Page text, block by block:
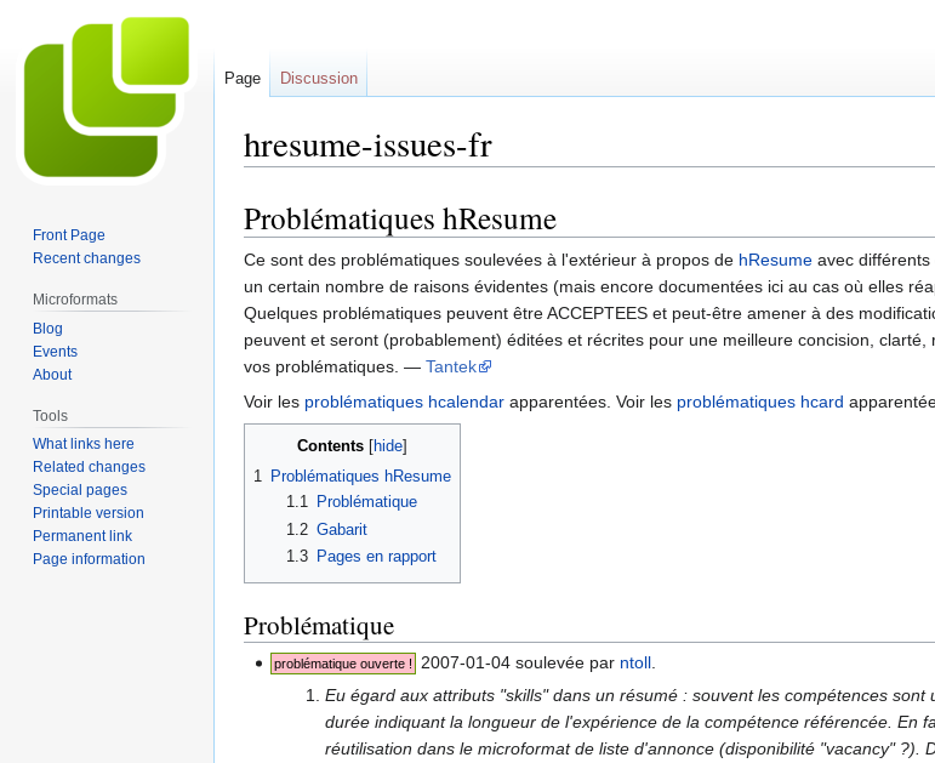
hresume-issues-fr
Jump
to
navigation
Jump
to
search
Problématiques hResume
Ce sont des problématiques soulevées à l'extérieur à propos de hResume avec
un certain nombre de raisons évidentes (mais encore documentées ici au cas où elles
Quelques problématiques peuvent être ACCEPTEES et peut-être amener à des
peuvent et seront (probablement) éditées et récrites pour une meilleure concision,
vos problématiques. — Tantek
Voir les problématiques hcalendar apparentées. Voir les problématiques hcard
Contents
1 Problématiques hResume
1.1
Problématique
1.2 Gabarit
1.3
Pages en rapport
Problématique
problématique ouverte ! 2007-01-04 soulevée par ntoll.
Eu égard aux attributs "skills" dans un résumé : souvent les compétences
durée indiquant la longueur de l'expérience de la compétence référencée.
réutilisation dans le microformat de liste d'annonce (disponibilité "vacancy"
Page Discussion
Front Page
Recent changes
Microformats
Blog
Events
About
Tools
What links here
Related changes
Special pages
Printable version
Permanent link
Page information